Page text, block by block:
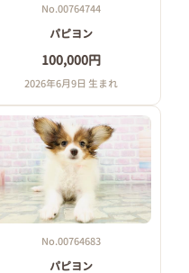
No.00764744
パピヨン
100,000円
2026年6月9日 生まれ
No.00764683
パピヨン